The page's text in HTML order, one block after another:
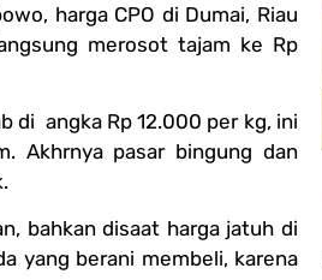
harga CPO di Dumai, Riau
merosot tajam ke Rp
di angka Rp 12.000 per kg, ini
Akhrnya pasar bingung dan
bahkan disaat harga jatuh di
yang berani membeli, karena